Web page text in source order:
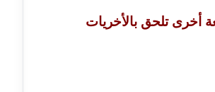
جلال الخطيب
أخرى تلحق بالأخريات